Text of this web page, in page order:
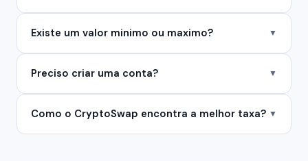
Existe um valor minimo ou maximo? ▼
Preciso criar uma conta? ▼
Como o CryptoSwap encontra a melhor taxa? ▼